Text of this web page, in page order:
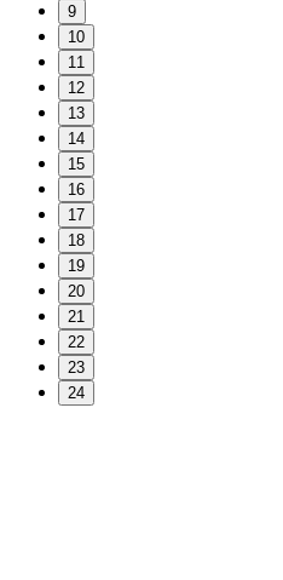
9
10
11
12
13
14
15
16
17
18
19
20
21
22
23
24